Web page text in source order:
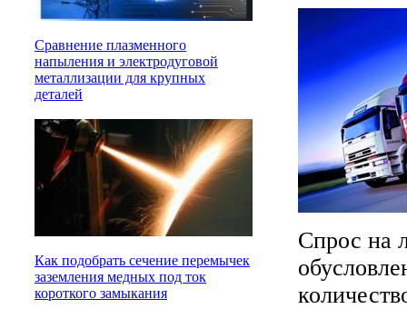
Сравнение плазменного
напыления и электродуговой
металлизации для крупных
деталей
Как подобрать сечение перемычек
заземления медных под ток
короткого замыкания
Спрос на